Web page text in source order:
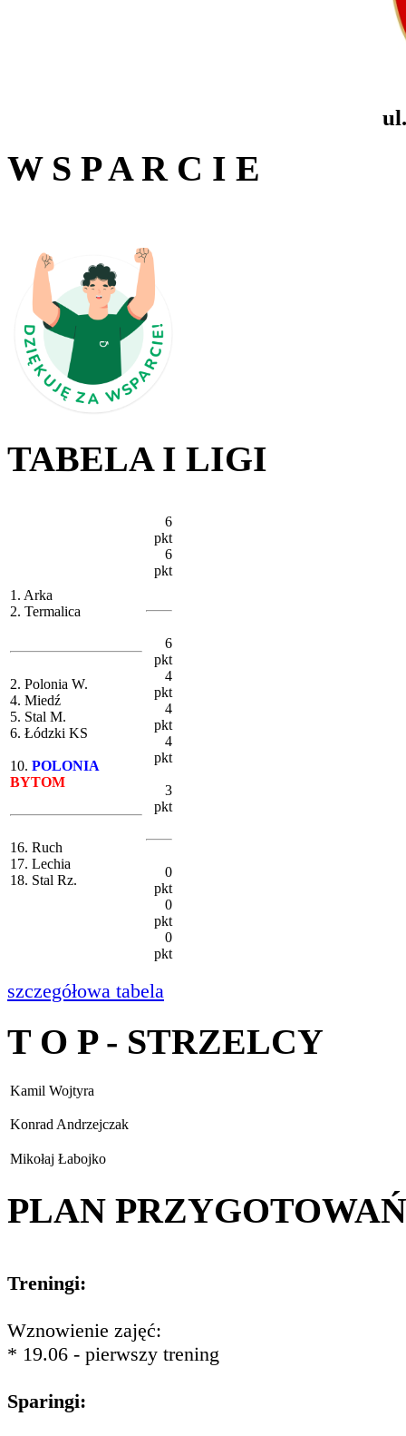
W S P A R C I E
TABELA I LIGI
1. Arka
2. Termalica
2. Polonia W.
4. Miedź
5. Stal M.
6. Łódzki KS
10. POLONIA
BYTOM
16. Ruch
17. Lechia
18. Stal Rz.
6
pkt
6
pkt
6
pkt
4
pkt
4
pkt
4
pkt
3
pkt
0
pkt
0
pkt
0
pkt
szczegółowa tabela
T O P - STRZELCY
Kamil Wojtyra
Konrad Andrzejczak
Mikołaj Łabojko
PLAN PRZYGOTOWAŃ
Treningi:
Wznowienie zajęć:
* 19.06 - pierwszy trening
Sparingi: